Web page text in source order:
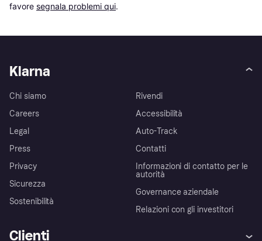
favore segnala problemi qui.
Klarna
Chi siamo
Careers
Legal
Press
Privacy
Sicurezza
Sostenibilità
Rivendi
Accessibilità
Auto-Track
Contatti
Informazioni di contatto per le
autorità
Governance aziendale
Relazioni con gli investitori
Clienti